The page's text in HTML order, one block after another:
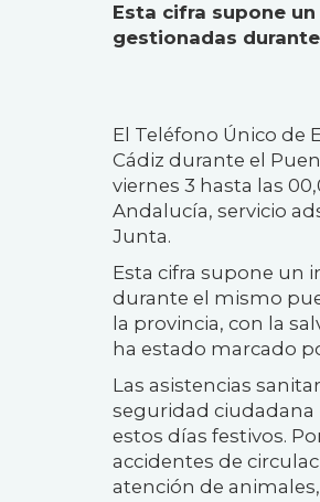
Esta cifra supone
gestionadas
El Teléfono Único de
Cádiz durante el
viernes 3 hasta las
Andalucía, servicio
Junta.
Esta cifra supone un
durante el mismo
la provincia, con la
ha estado marcado
Las asistencias
seguridad ciudadana
estos días festivos.
accidentes de
atención de